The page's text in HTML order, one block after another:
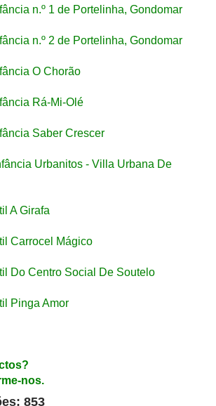
n.º 1 de Portelinha, Gondomar
n.º 2 de Portelinha, Gondomar
O Chorão
Rá-Mi-Olé
Saber Crescer
Urbanitos - Villa Urbana De
A Girafa
Carrocel Mágico
Do Centro Social De Soutelo
Pinga Amor
nos.
853